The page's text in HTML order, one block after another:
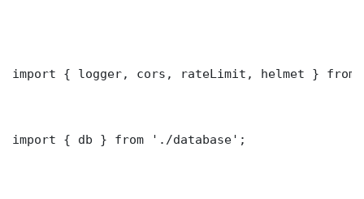
import { logger, cors, rateLimit, helmet } from
import { db } from './database';